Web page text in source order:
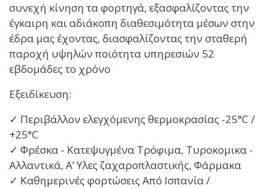
συνεχή κίνηση τα φορτηγά, εξασφαλίζοντας την
έγκαιρη και αδιάκοπη διαθεσιμότητα μέσων στην
έδρα μας έχοντας, διασφαλίζοντας την σταθερή
παροχή υψηλών ποιότητα υπηρεσιών 52
εβδομάδες το χρόνο
Εξειδίκευση:
✓ Περιβάλλον ελεγχόμενης θερμοκρασίας -25°C /
+25°C
✓ Φρέσκα - Κατεψυγμένα Τρόφιμα, Τυροκομικα -
Αλλαντικά, Α’ Υλες ζαχαροπλαστικής, Φάρμακα
✓ Καθημερινές φορτώσεις Από Ισπανία /